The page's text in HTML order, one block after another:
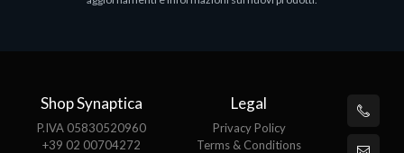
Shop Synaptica
P.IVA 05830520960
+39 02 00704272
Legal
Privacy Policy
Terms & Conditions